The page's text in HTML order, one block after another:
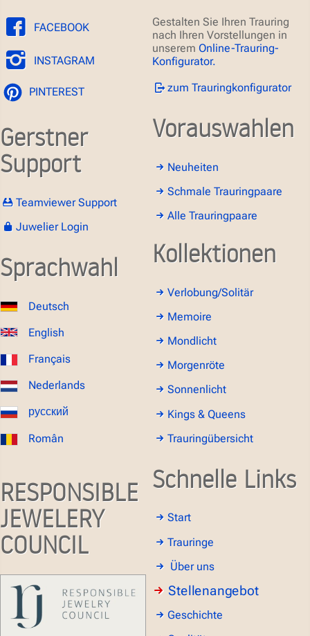
FACEBOOK
INSTAGRAM
PINTEREST
Gerstner
Support
Teamviewer Support
Juwelier Login
Sprachwahl
Deutsch
English
Français
Nederlands
русский
Român
RESPONSIBLE
JEWELERY
COUNCIL
Gestalten Sie Ihren Trauring
nach Ihren Vorstellungen in
unserem Online-Trauring-
Konfigurator.
zum Trauringkonfigurator
Vorauswahlen
Neuheiten
Schmale Trauringpaare
Alle Trauringpaare
Kollektionen
Verlobung/Solitär
Memoire
Mondlicht
Morgenröte
Sonnenlicht
Kings & Queens
Trauringübersicht
Schnelle Links
Start
Trauringe
Über uns
Stellenangebot
Geschichte